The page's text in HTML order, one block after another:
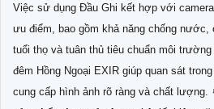
Việc sử dụng Đầu Ghi kết hợp với
ưu điểm, bao gồm khả năng chống nước,
tuổi thọ và tuân thủ tiêu chuẩn môi
đêm Hồng Ngoại EXIR giúp quan sát
cung cấp hình ảnh rõ ràng và chất lượng.